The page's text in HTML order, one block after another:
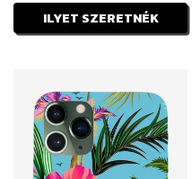
ILYET SZERETNÉK